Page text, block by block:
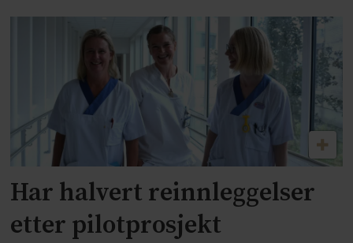
Har halvert reinnleggelser
etter pilotprosjekt